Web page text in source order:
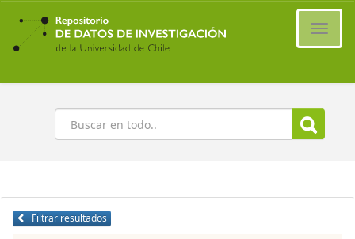
Ir
contenido
principal
Buscar
Filtrar resultados